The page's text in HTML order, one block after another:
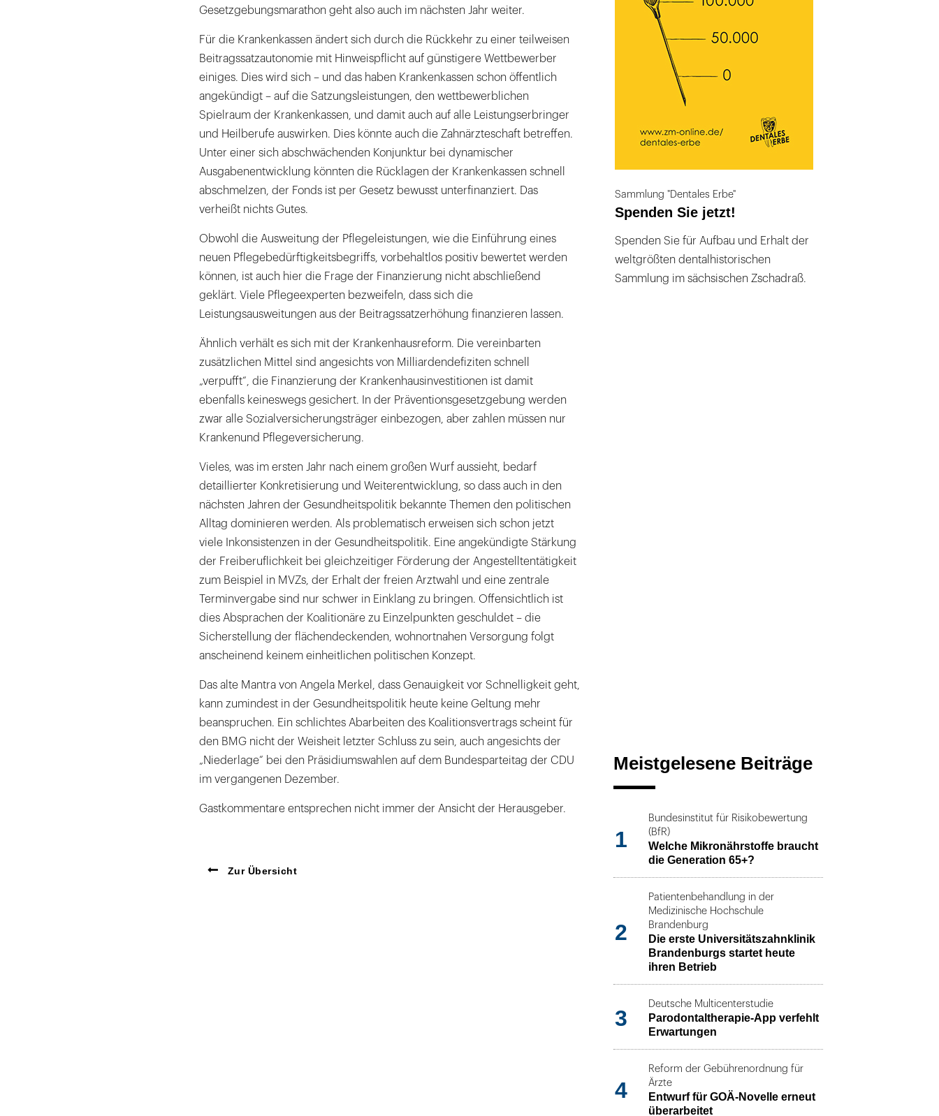
Gesetzgebungsmarathon geht also auch im nächsten Jahr weiter.
Für die Krankenkassen ändert sich durch die Rückkehr zu einer teilweisen
Beitragssatzautonomie mit Hinweispflicht auf günstigere Wettbewerber
einiges. Dies wird sich – und das haben Krankenkassen schon öffentlich
angekündigt – auf die Satzungsleistungen, den wettbewerblichen
Spielraum der Krankenkassen, und damit auch auf alle Leistungserbringer
und Heilberufe auswirken. Dies könnte auch die Zahnärzteschaft betreffen.
Unter einer sich abschwächenden Konjunktur bei dynamischer
Ausgabenentwicklung könnten die Rücklagen der Krankenkassen schnell
abschmelzen, der Fonds ist per Gesetz bewusst unterfinanziert. Das
verheißt nichts Gutes.
Obwohl die Ausweitung der Pflegeleistungen, wie die Einführung eines
neuen Pflegebedürftigkeitsbegriffs, vorbehaltlos positiv bewertet werden
können, ist auch hier die Frage der Finanzierung nicht abschließend
geklärt. Viele Pflegeexperten bezweifeln, dass sich die
Leistungsausweitungen aus der Beitragssatzerhöhung finanzieren lassen.
Ähnlich verhält es sich mit der Krankenhausreform. Die vereinbarten
zusätzlichen Mittel sind angesichts von Milliardendefiziten schnell
„verpufft“, die Finanzierung der Krankenhausinvestitionen ist damit
ebenfalls keineswegs gesichert. In der Präventionsgesetzgebung werden
zwar alle Sozialversicherungsträger einbezogen, aber zahlen müssen nur
Krankenund Pflegeversicherung.
Vieles, was im ersten Jahr nach einem großen Wurf aussieht, bedarf
detaillierter Konkretisierung und Weiterentwicklung, so dass auch in den
nächsten Jahren der Gesundheitspolitik bekannte Themen den politischen
Alltag dominieren werden. Als problematisch erweisen sich schon jetzt
viele Inkonsistenzen in der Gesundheitspolitik. Eine angekündigte Stärkung
der Freiberuflichkeit bei gleichzeitiger Förderung der Angestelltentätigkeit
zum Beispiel in MVZs, der Erhalt der freien Arztwahl und eine zentrale
Terminvergabe sind nur schwer in Einklang zu bringen. Offensichtlich ist
dies Absprachen der Koalitionäre zu Einzelpunkten geschuldet – die
Sicherstellung der flächendeckenden, wohnortnahen Versorgung folgt
anscheinend keinem einheitlichen politischen Konzept.
Das alte Mantra von Angela Merkel, dass Genauigkeit vor Schnelligkeit geht,
kann zumindest in der Gesundheitspolitik heute keine Geltung mehr
beanspruchen. Ein schlichtes Abarbeiten des Koalitionsvertrags scheint für
den BMG nicht der Weisheit letzter Schluss zu sein, auch angesichts der
„Niederlage“ bei den Präsidiumswahlen auf dem Bundesparteitag der CDU
im vergangenen Dezember.
Gastkommentare entsprechen nicht immer der Ansicht der Herausgeber.
Zur Übersicht
Sammlung "Dentales Erbe"
Spenden Sie jetzt!
Spenden Sie für Aufbau und Erhalt der
weltgrößten dentalhistorischen
Sammlung im sächsischen Zschadraß.
Meistgelesene Beiträge
1
Bundesinstitut für Risikobewertung
(BfR)
Welche Mikronährstoffe braucht
die Generation 65+?
2
Patientenbehandlung in der
Medizinische Hochschule
Brandenburg
Die erste Universitätszahnklinik
Brandenburgs startet heute
ihren Betrieb
3
Deutsche Multicenterstudie
Parodontaltherapie-App verfehlt
Erwartungen
4
Reform der Gebührenordnung für
Ärzte
Entwurf für GOÄ-Novelle erneut
überarbeitet